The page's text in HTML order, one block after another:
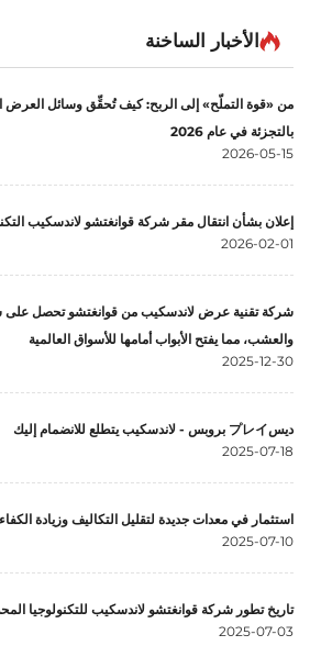
الأخبار الساخنة
من «قوة التملّح» إلى الربح: كيف تُحقِّق وسائل العرض
بالتجزئة في عام 2026
2026-05-15
إعلان بشأن انتقال مقر شركة قوانغتشو لاندسكيب
2026-02-01
شركة تقنية عرض لاندسكيب من قوانغتشو تحصل على
والعشب، مما يفتح الأبواب أمامها للأسواق العالمية
2025-12-30
ديسプレイ بروبس - لاندسكيب يتطلع للانضمام إليك
2025-07-18
استثمار في معدات جديدة لتقليل التكاليف وزيادة الكفاءة
2025-07-10
تاريخ تطور شركة قوانغتشو لاندسكيب للتكنولوجيا
2025-07-03